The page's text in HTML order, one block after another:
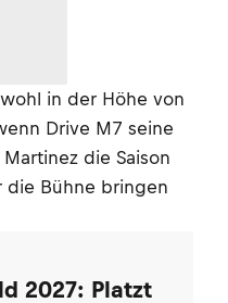
in der Höhe von
Drive M7 seine
die Saison
die Bühne bringen
2027: Platzt